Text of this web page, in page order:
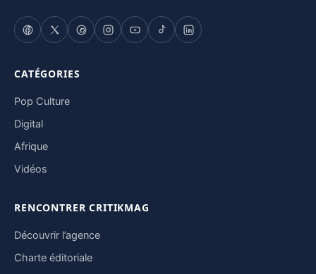
CATÉGORIES
Pop Culture
Digital
Afrique
Vidéos
RENCONTRER CRITIKMAG
Découvrir l’agence
Charte éditoriale